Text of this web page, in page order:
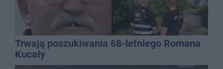
Trwają poszukiwania 68-letniego Romana
Kucały